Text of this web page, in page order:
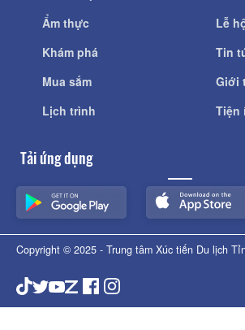
Ẩm thực
Khám phá
Mua sắm
Lịch trình
Lễ
Tin
Giới
Tiện
Tải ứng dụng
Copyright © 2025 - Trung tâm Xúc tiến Du lịch